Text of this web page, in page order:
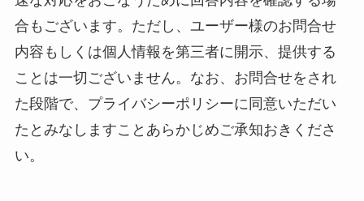
合もございます。ただし、ユーザー様のお問合せ
内容もしくは個人情報を第三者に開示、提供する
ことは一切ございません。なお、お問合せをされ
た段階で、プライバシーポリシーに同意いただい
たとみなしますことあらかじめご承知おきくださ
い。